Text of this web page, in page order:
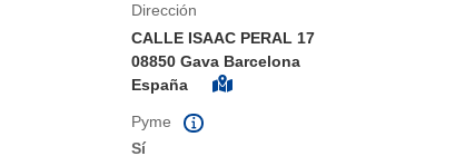
Dirección
CALLE ISAAC PERAL 17
08850 Gava Barcelona
España
Pyme
Sí